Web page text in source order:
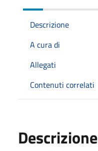
Descrizione
A cura di
Allegati
Contenuti correlati
Descrizione